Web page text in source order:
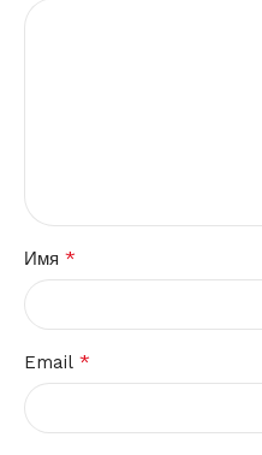
Имя *
Email *